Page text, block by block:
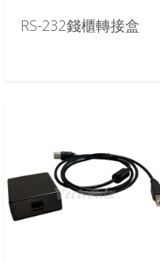
RS-232錢櫃轉接盒